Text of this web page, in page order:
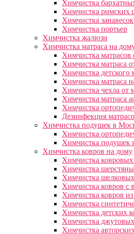
Химчистка
Химчистка римских
Химчистка занавесок
Химчистка портьер
Химчистка жалюзи
Химчистка матраса на
Химчистка матрасов
Химчистка матраса
Химчистка детского
Химчистка матраса
Химчистка чехла от
Химчистка матраса
Химчистка
Дезинфекция
Химчистка подушек в
Химчистка
Химчистка подушек
Химчистка ковров на дому
Химчистка
Химчистка
Химчистка
Химчистка ковров с
Химчистка ковров
Химчистка
Химчистка детских
Химчистка
Химчистка